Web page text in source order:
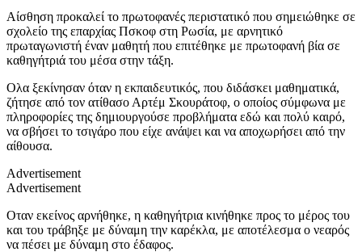
Αίσθηση προκαλεί το πρωτοφανές περιστατικό που σημειώθηκε σε
σχολείο της επαρχίας Πσκοφ στη Ρωσία, με αρνητικό
πρωταγωνιστή έναν μαθητή που επιτέθηκε με πρωτοφανή βία σε
καθηγήτριά του μέσα στην τάξη.
Ολα ξεκίνησαν όταν η εκπαιδευτικός, που διδάσκει μαθηματικά,
ζήτησε από τον ατίθασο Αρτέμ Σκουράτοφ, ο οποίος σύμφωνα με
πληροφορίες της δημιουργούσε προβλήματα εδώ και πολύ καιρό,
να σβήσει το τσιγάρο που είχε ανάψει και να αποχωρήσει από την
αίθουσα.
Advertisement
Advertisement
Οταν εκείνος αρνήθηκε, η καθηγήτρια κινήθηκε προς το μέρος του
και του τράβηξε με δύναμη την καρέκλα, με αποτέλεσμα ο νεαρός
να πέσει με δύναμη στο έδαφος.